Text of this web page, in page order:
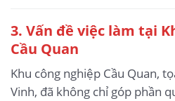
3. Vấn đề việc làm tại
Cầu Quan
Khu công nghiệp Cầu Quan,
Vinh, đã không chỉ góp phần